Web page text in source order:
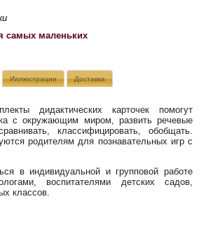
самых маленьких
Иллюстрации Доставка
дидактических карточек помогут
с окружающим миром, развить речевые
классифицировать, обобщать.
родителям для познавательных игр с
в индивидуальной и групповой работе
воспитателями детских садов,
классов.